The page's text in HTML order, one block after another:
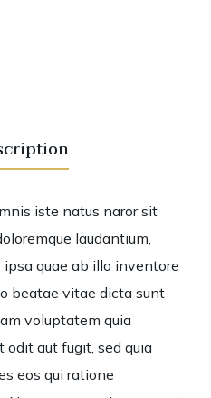
iste natus naror sit
laudantium,
quae ab illo inventore
beatae vitae dicta sunt
voluptatem quia
odit aut fugit, sed quia
eos qui ratione